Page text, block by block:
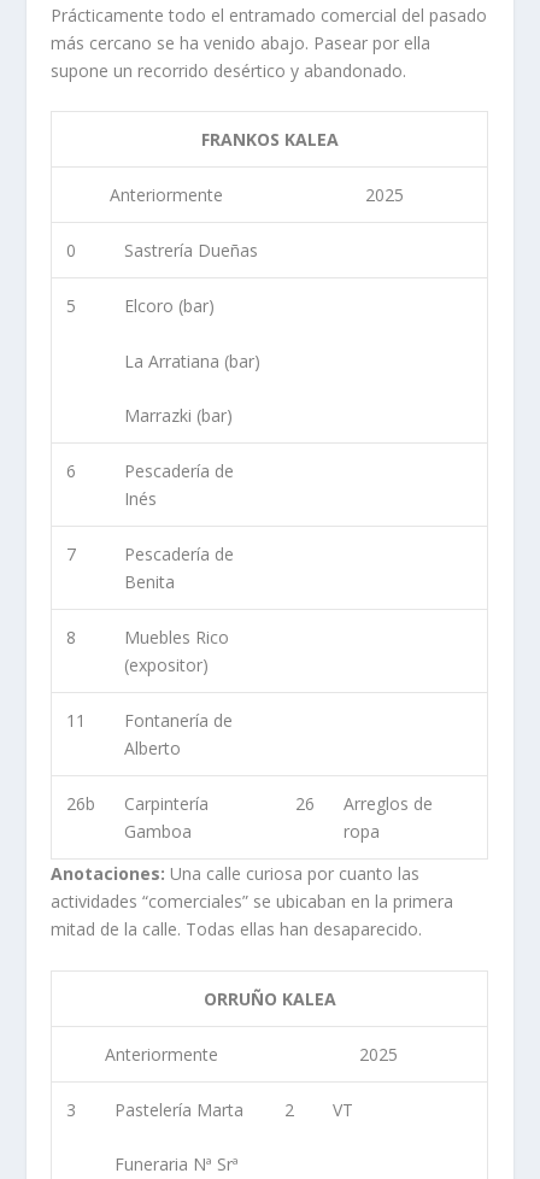
Prácticamente todo el entramado comercial del pasado
más cercano se ha venido abajo. Pasear por ella
supone un recorrido desértico y abandonado.
FRANKOS KALEA
Anteriormente 2025
0 Sastrería Dueñas
5 Elcoro (bar)
La Arratiana (bar)
Marrazki (bar)
6
Pescadería de
Inés
7
Pescadería de
Benita
8
Muebles Rico
(expositor)
11
Fontanería de
Alberto
26b
Carpintería
Gamboa
26
Arreglos de
ropa
Anotaciones: Una calle curiosa por cuanto las
actividades “comerciales” se ubicaban en la primera
mitad de la calle. Todas ellas han desaparecido.
ORRUÑO KALEA
Anteriormente 2025
3 Pastelería Marta
Funeraria Nª Srª
2 VT